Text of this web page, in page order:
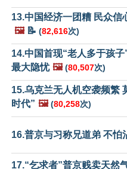
13.中国经济一团糟 民众信
🖼️📝 (82,616次)
14.中国首现“老人多于孩子
最大隐忧 🖼️ (80,507次)
15.乌克兰无人机空袭频繁
时代” 🖼️ (80,258次)
16.普京与习称兄道弟 不怕
17.“乞求者”普京贱卖天然